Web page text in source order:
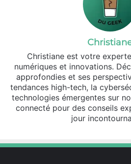
Christiane est votre
numériques et innovations.
approfondies et ses
tendances high-tech, la
technologies émergentes sur
connecté pour des conseils
jour